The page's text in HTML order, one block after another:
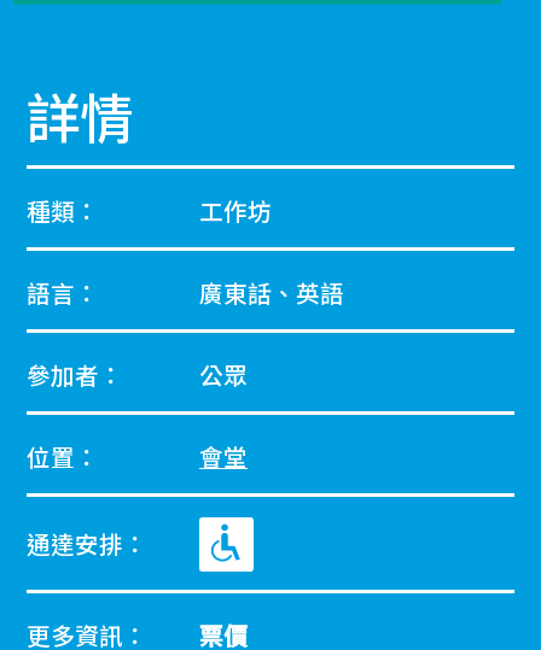
詳情
種類： 工作坊
語言： 廣東話、英語
參加者： 公眾
位置： 會堂
通達安排：
更多資訊： 票價